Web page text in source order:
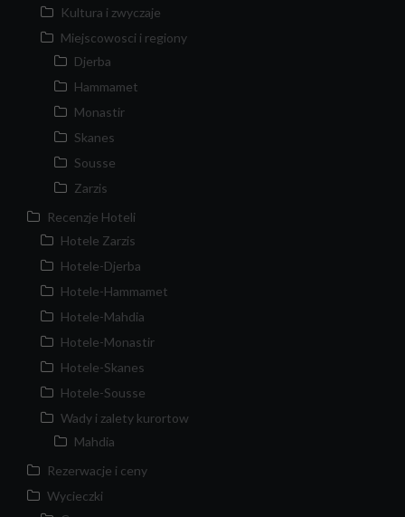
Kultura i zwyczaje
Miejscowosci i regiony
Djerba
Hammamet
Monastir
Skanes
Sousse
Zarzis
Recenzje Hoteli
Hotele Zarzis
Hotele-Djerba
Hotele-Hammamet
Hotele-Mahdia
Hotele-Monastir
Hotele-Skanes
Hotele-Sousse
Wady i zalety kurortow
Mahdia
Rezerwacje i ceny
Wycieczki